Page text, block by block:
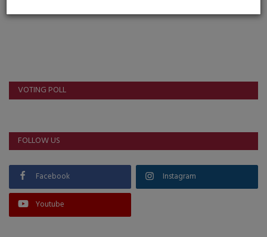
VOTING POLL
FOLLOW US
Facebook Instagram
Youtube